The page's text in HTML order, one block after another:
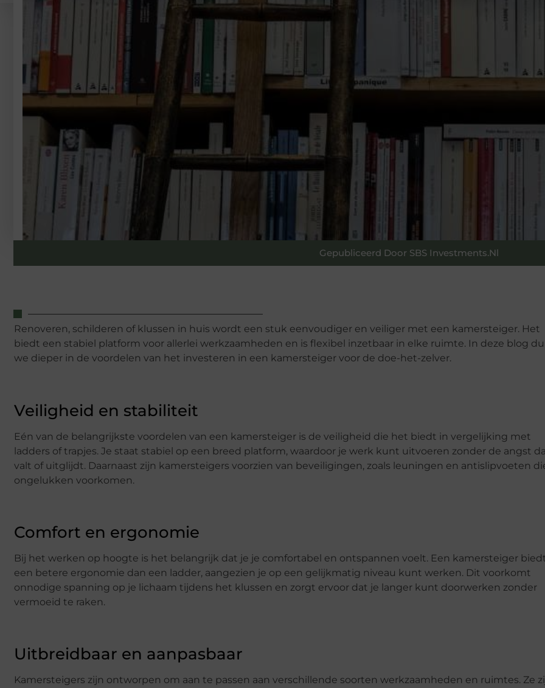
Gepubliceerd Door SBS Investments.nl
Renoveren, schilderen of klussen in huis wordt een stuk eenvoudiger en veiliger met een kamersteiger. Het
biedt een stabiel platform voor allerlei werkzaamheden en is flexibel inzetbaar in elke ruimte. In deze blog
we dieper in de voordelen van het investeren in een kamersteiger voor de doe-het-zelver.
Veiligheid en stabiliteit
Eén van de belangrijkste voordelen van een kamersteiger is de veiligheid die het biedt in vergelijking met
ladders of trapjes. Je staat stabiel op een breed platform, waardoor je werk kunt uitvoeren zonder de angst
valt of uitglijdt. Daarnaast zijn kamersteigers voorzien van beveiligingen, zoals leuningen en antislipvoeten
ongelukken voorkomen.
Comfort en ergonomie
Bij het werken op hoogte is het belangrijk dat je je comfortabel en ontspannen voelt. Een kamersteiger
een betere ergonomie dan een ladder, aangezien je op een gelijkmatig niveau kunt werken. Dit voorkomt
onnodige spanning op je lichaam tijdens het klussen en zorgt ervoor dat je langer kunt doorwerken zonder
vermoeid te raken.
Uitbreidbaar en aanpasbaar
Kamersteigers zijn ontworpen om aan te passen aan verschillende soorten werkzaamheden en ruimtes. Ze